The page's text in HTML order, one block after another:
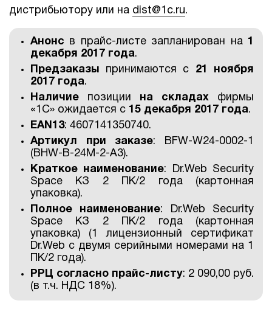
дистрибьютору или на dist@1c.ru.
Анонс в прайс-листе запланирован на 1
декабря 2017 года.
Предзаказы принимаются с 21 ноября
2017 года.
Наличие позиции на складах фирмы
«1С» ожидается с 15 декабря 2017 года.
EAN13: 4607141350740.
Артикул при заказе: BFW-W24-0002-1
(BHW-B-24M-2-A3).
Краткое наименование: Dr.Web Security
Space КЗ 2 ПК/2 года (картонная
упаковка).
Полное наименование: Dr.Web Security
Space КЗ 2 ПК/2 года (картонная
упаковка) (1 лицензионный сертификат
Dr.Web с двумя серийными номерами на 1
ПК/2 года).
РРЦ согласно прайс-листу: 2 090,00 руб.
(в т.ч. НДС 18%).